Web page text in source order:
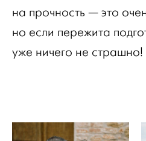
на прочность — это
но если пережита
уже ничего не страшно!